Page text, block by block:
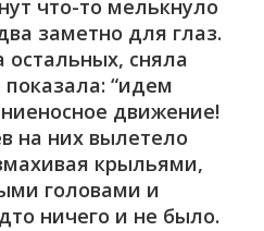
что-то мелькнуло
заметно для глаз.
остальных, сняла
“идем
движение!
на них вылетело
крыльями,
головами и
ничего и не было.